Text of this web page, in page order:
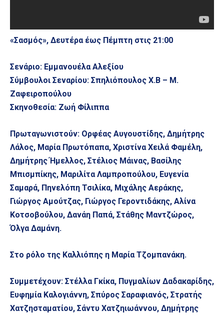
«Σασμός», Δευτέρα έως Πέμπτη στις 21:00
Σενάριο: Εμμανουέλα Αλεξίου
Σύμβουλοι Σεναρίου: Σπηλιόπουλος Χ.Β – Μ.
Ζαφειροπούλου
Σκηνοθεσία: Ζωή Φίλιππα
Πρωταγωνιστούν: Ορφέας Αυγουστίδης, Δημήτρης
Λάλος, Μαρία Πρωτόπαπα, Χριστίνα Χειλά Φαμέλη,
Δημήτρης Ήμελλος, Στέλιος Μάινας, Βασίλης
Μπισμπίκης, Μαριλίτα Λαμπροπούλου, Ευγενία
Σαμαρά, Πηνελόπη Τσιλίκα, Μιχάλης Αεράκης,
Γιώργος Αμούτζας, Γιώργος Γεροντιδάκης, Αλίνα
Κοτσοβούλου, Δανάη Παπά, Στάθης Μαντζώρος,
Όλγα Δαμάνη.
Στο ρόλο της Καλλιόπης η Μαρία Τζομπανάκη.
Συμμετέχουν: Στέλλα Γκίκα, Πυγμαλίων Δαδακαρίδης,
Ευφημία Καλογιάννη, Σπύρος Σαραφιανός, Στρατής
Χατζησταματίου, Σάντυ Χατζηιωάννου, Δημήτρης